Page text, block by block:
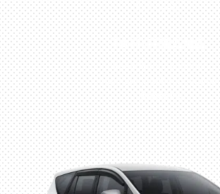
Indonesia
TANGERANG
Husein Sastra Negara,
No.8 Jurumudi Tangerang
– Indonesia